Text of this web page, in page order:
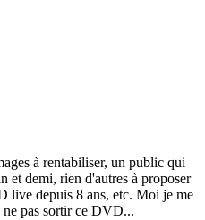
à rentabiliser, un public qui
et demi, rien d'autres à proposer
live depuis 8 ans, etc. Moi je me
ne pas sortir ce DVD...